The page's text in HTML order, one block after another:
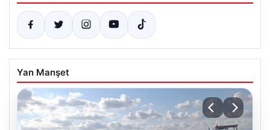
Yan Manşet